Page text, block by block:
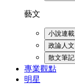
藝文
小說連載
政論人文
散文筆記
專業觀點
明星